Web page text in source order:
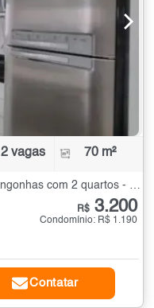
2 vagas 70 m²
R$ 3.200
Condomínio: R$ 1.190
Contatar